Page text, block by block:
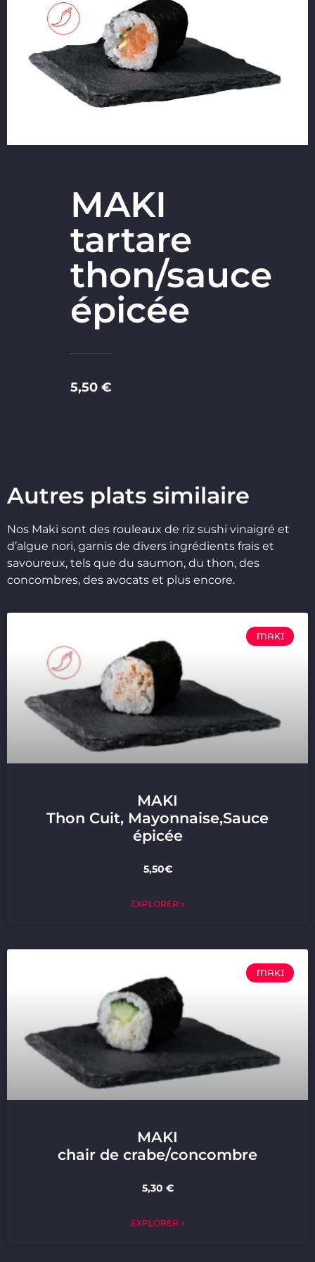
MAKI
tartare
thon/sauce
épicée
5,50 €
Autres plats similaire
Nos Maki sont des rouleaux de riz sushi vinaigré et
d’algue nori, garnis de divers ingrédients frais et
savoureux, tels que du saumon, du thon, des
concombres, des avocats et plus encore.
MAKI
MAKI
Thon Cuit, Mayonnaise,Sauce
épicée
5,50€
EXPLORER »
MAKI
MAKI
chair de crabe/concombre
5,30 €
EXPLORER »